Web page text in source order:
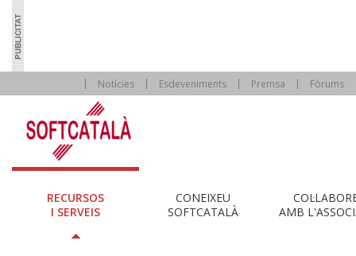
Notícies Esdeveniments Premsa Fòrums
RECURSOS
I SERVEIS
CONEIXEU
SOFTCATALÀ
AMB